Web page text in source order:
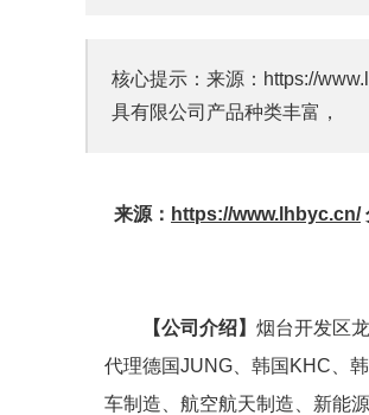
核心提示：来源：https://
具有限公司产品种类丰富，
来源： https://www.lhbyc.cn/
【公司介绍】 烟台开发区
代理德国JUNG、韩国KHC、
车制造、航空航天制造、新能